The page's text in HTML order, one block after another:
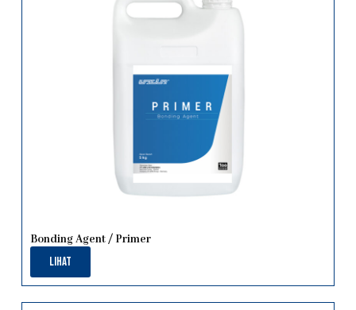
Bonding Agent / Primer
Lihat